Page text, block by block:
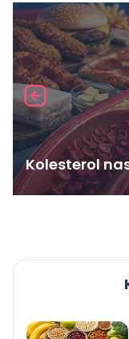
Kolesterol